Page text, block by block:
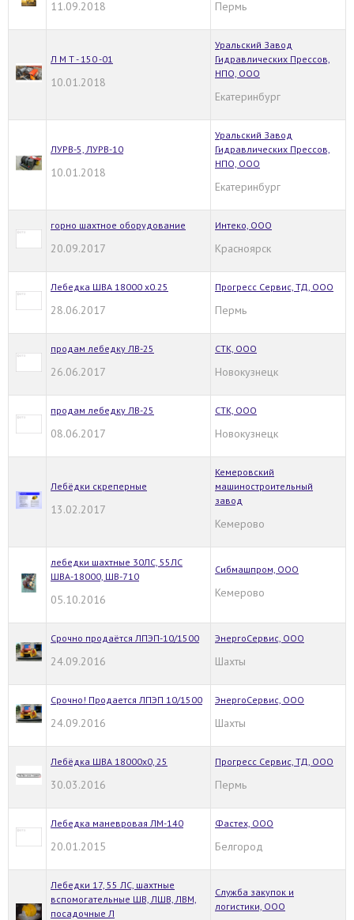
11.09.2018 Пермь
Л М Т - 150 -01
10.01.2018
Уральский Завод
Гидравлических Прессов,
НПО, ООО
Екатеринбург
ЛУРВ-5, ЛУРВ-10
10.01.2018
Уральский Завод
Гидравлических Прессов,
НПО, ООО
Екатеринбург
горно шахтное оборудование
20.09.2017
Интеко, ООО
Красноярск
Лебедка ШВА 18000 х0.25
28.06.2017
Прогресс Сервис, ТД, ООО
Пермь
продам лебедку ЛВ-25
26.06.2017
СТК, ООО
Новокузнецк
продам лебедку ЛВ-25
08.06.2017
СТК, ООО
Новокузнецк
Лебёдки скреперные
13.02.2017
Кемеровский
машиностроительный
завод
Кемерово
лебедки шахтные 30ЛС, 55ЛС
ШВА-18000, ШВ-710
05.10.2016
Сибмашпром, ООО
Кемерово
Срочно продаётся ЛПЭП-10/1500
24.09.2016
ЭнергоСервис, ООО
Шахты
Срочно! Продается ЛПЭП 10/1500
24.09.2016
ЭнергоСервис, ООО
Шахты
Лебёдка ШВА 18000х0, 25
30.03.2016
Прогресс Сервис, ТД, ООО
Пермь
Лебедка маневровая ЛМ-140
20.01.2015
Фастех, ООО
Белгород
Лебедки 17, 55 ЛС, шахтные
вспомогательные ШВ, ЛШВ, ЛВМ,
посадочные Л
Служба закупок и
логистики, ООО